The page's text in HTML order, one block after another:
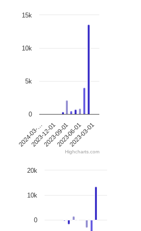
2024-03-…
2023-12-012023-09-012023-06-01
2023-03-01
0
5k
10k
15k
Highcharts.com
0
10k
20k